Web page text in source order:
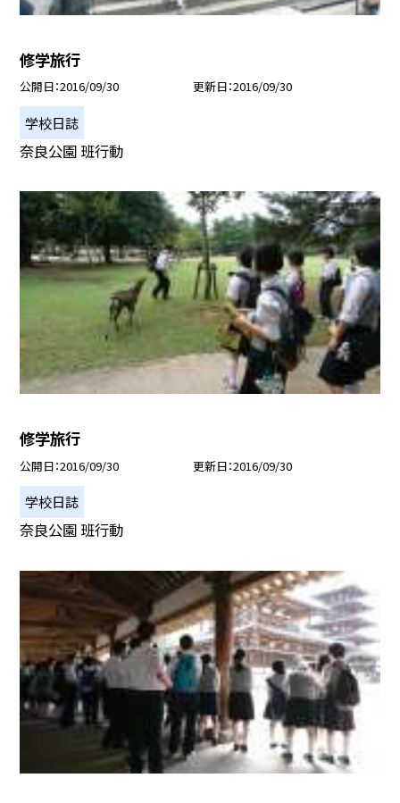
修学旅行
公開日 2016/09/30 更新日 2016/09/30
学校日誌
奈良公園 班行動
修学旅行
公開日 2016/09/30 更新日 2016/09/30
学校日誌
奈良公園 班行動